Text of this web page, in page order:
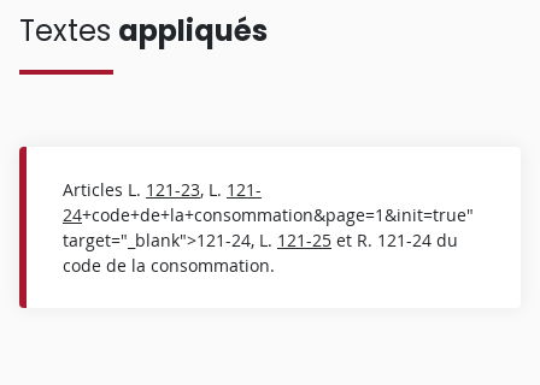
Textes appliqués
Articles L. 121-23, L. 121-
24+code+de+la+consommation&page=1&init=true"
target="_blank">121-24, L. 121-25 et R. 121-24 du
code de la consommation.